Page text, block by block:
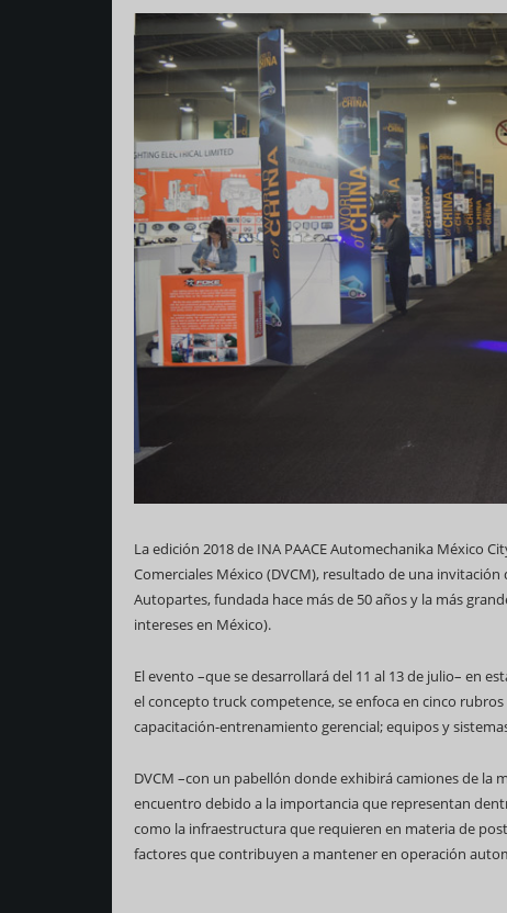
La edición 2018 de INA PAACE Automechanika México
Comerciales México (DVCM), resultado de una
Autopartes, fundada hace más de 50 años y la más
intereses en México).
El evento –que se desarrollará del 11 al 13 de julio– en
el concepto truck competence, se enfoca en cinco
capacitación-entrenamiento gerencial; equipos y
DVCM –con un pabellón donde exhibirá camiones de la
encuentro debido a la importancia que representan
como la infraestructura que requieren en materia de
factores que contribuyen a mantener en operación